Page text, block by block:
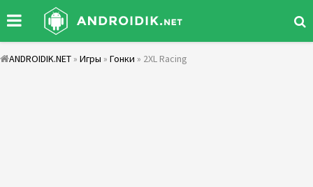
ANDROIDIK.NET » Игры » Гонки » 2XL Racing